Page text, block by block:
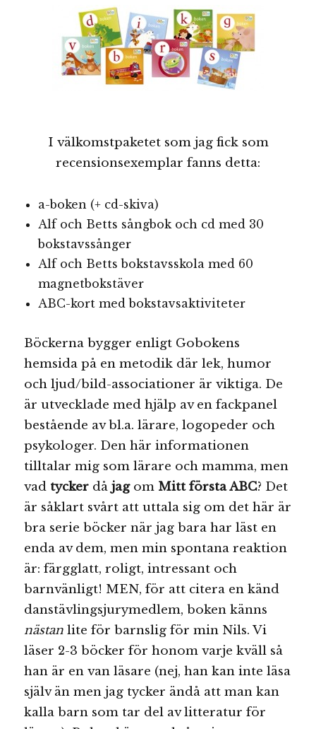
I välkomstpaketet som jag fick som
recensionsexemplar fanns detta:
a-boken (+ cd-skiva)
Alf och Betts sångbok och cd med 30
bokstavssånger
Alf och Betts bokstavsskola med 60
magnetbokstäver
ABC-kort med bokstavsaktiviteter
Böckerna bygger enligt Gobokens
hemsida på en metodik där lek, humor
och ljud/bild-associationer är viktiga. De
är utvecklade med hjälp av en fackpanel
bestående av bl.a. lärare, logopeder och
psykologer. Den här informationen
tilltalar mig som lärare och mamma, men
vad tycker dåjag om Mitt första ABC? Det
är såklart svårt att uttala sig om det här är
bra serie böcker när jag bara har läst en
enda av dem, men min spontana reaktion
är: färgglatt, roligt, intressant och
barnvänligt! MEN, för att citera en känd
danstävlingsjurymedlem, boken känns
nästanlite för barnslig för min Nils. Vi
läser 2-3 böcker för honom varje kväll så
han är en van läsare (nej, han kan inte läsa
själv än men jag tycker ändå att man kan
kalla barn som tar del av litteratur för